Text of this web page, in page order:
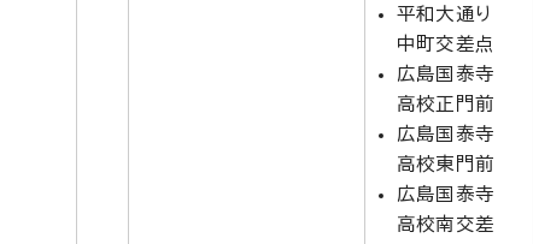
平和大通り
中町交差点
広島国泰寺
高校正門前
広島国泰寺
高校東門前
広島国泰寺
高校南交差